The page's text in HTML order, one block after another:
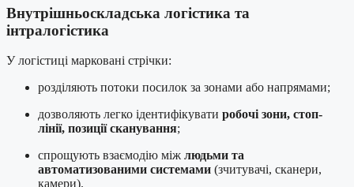
Внутрішньоскладська логістика та
інтралогістика
У логістиці марковані стрічки:
розділяють потоки посилок за зонами або напрямами;
дозволяють легко ідентифікувати робочі зони, стоп-
лінії, позиції сканування;
спрощують взаємодію між людьми та
автоматизованими системами (зчитувачі, сканери,
камери).